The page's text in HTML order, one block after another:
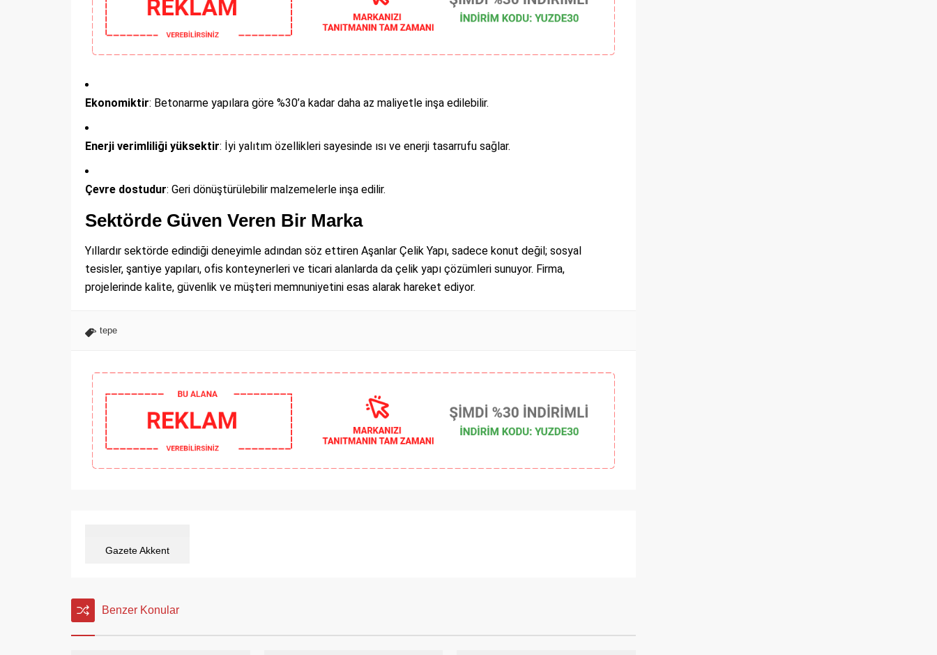
Ekonomiktir: Betonarme yapılara göre %30’a kadar daha az maliyetle inşa edilebilir.
Enerji verimliliği yüksektir: İyi yalıtım özellikleri sayesinde ısı ve enerji tasarrufu sağlar.
Çevre dostudur: Geri dönüştürülebilir malzemelerle inşa edilir.
Sektörde Güven Veren Bir Marka
Yıllardır sektörde edindiği deneyimle adından söz ettiren Aşanlar Çelik Yapı, sadece konut değil; sosyal
tesisler, şantiye yapıları, ofis konteynerleri ve ticari alanlarda da çelik yapı çözümleri sunuyor. Firma,
projelerinde kalite, güvenlik ve müşteri memnuniyetini esas alarak hareket ediyor.
tepe
Gazete Akkent
Benzer Konular